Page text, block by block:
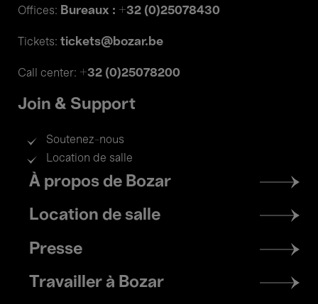
Offices: Bureaux : +32 (0)25078430
Tickets: tickets@bozar.be
Call center: +32 (0)25078200
Join & Support
Soutenez-nous
Location de salle
Footer
menu
À propos de Bozar
Location de salle
Presse
Travailler à Bozar